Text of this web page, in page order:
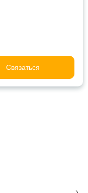
Связаться